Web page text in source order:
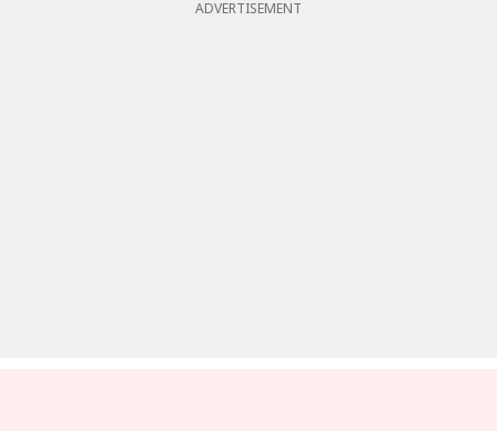
ADVERTISEMENT